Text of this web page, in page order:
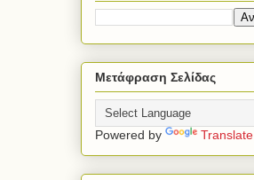
Μετάφραση Σελίδας
Powered by Translate